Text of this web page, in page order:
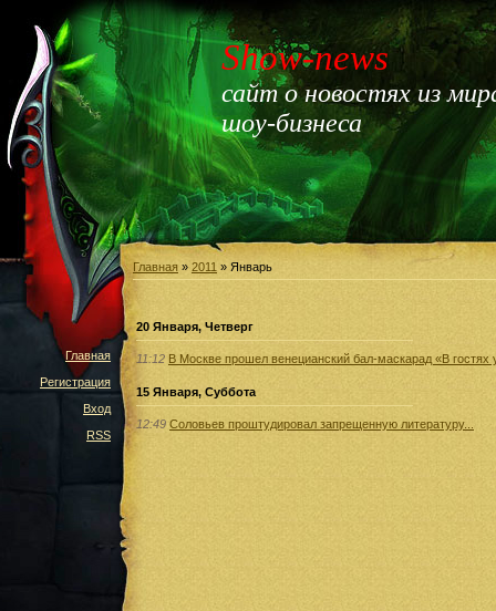
Show-news
сайт о новостях из
шоу-бизнеса
Главная
Регистрация
Вход
RSS
Главная » 2011 » Январь
20 Января, Четверг
11:12 В Москве прошел венецианский бал-маскарад «В гостях
15 Января, Суббота
12:49 Соловьев проштудировал запрещенную литературу...